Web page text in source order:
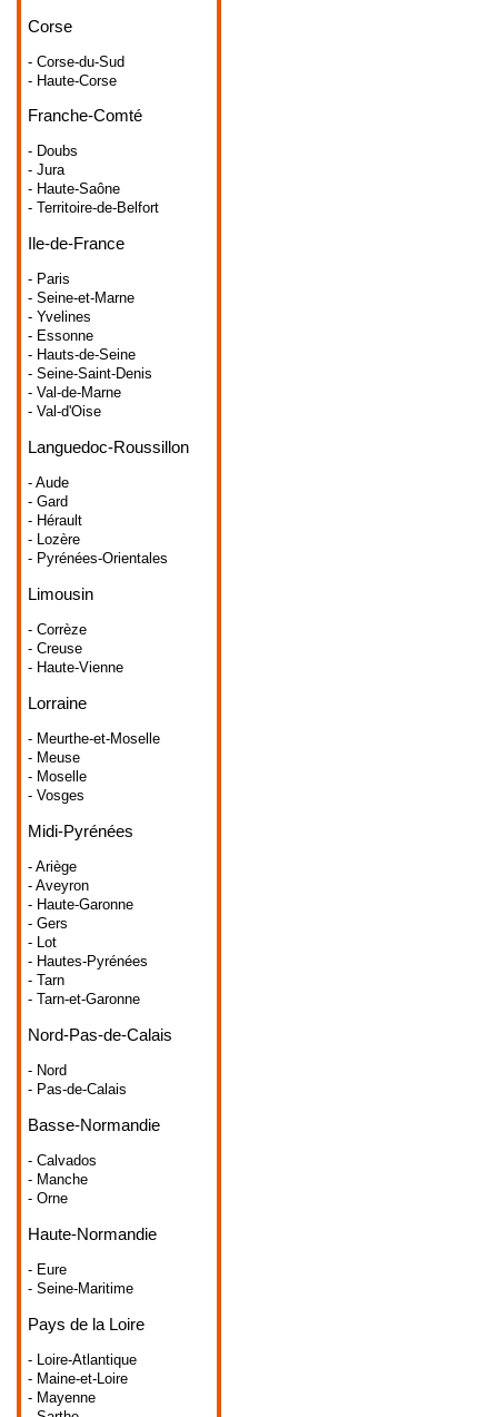
Corse
- Corse-du-Sud
- Haute-Corse
Franche-Comté
- Doubs
- Jura
- Haute-Saône
- Territoire-de-Belfort
Ile-de-France
- Paris
- Seine-et-Marne
- Yvelines
- Essonne
- Hauts-de-Seine
- Seine-Saint-Denis
- Val-de-Marne
- Val-d'Oise
Languedoc-Roussillon
- Aude
- Gard
- Hérault
- Lozère
- Pyrénées-Orientales
Limousin
- Corrèze
- Creuse
- Haute-Vienne
Lorraine
- Meurthe-et-Moselle
- Meuse
- Moselle
- Vosges
Midi-Pyrénées
- Ariège
- Aveyron
- Haute-Garonne
- Gers
- Lot
- Hautes-Pyrénées
- Tarn
- Tarn-et-Garonne
Nord-Pas-de-Calais
- Nord
- Pas-de-Calais
Basse-Normandie
- Calvados
- Manche
- Orne
Haute-Normandie
- Eure
- Seine-Maritime
Pays de la Loire
- Loire-Atlantique
- Maine-et-Loire
- Mayenne